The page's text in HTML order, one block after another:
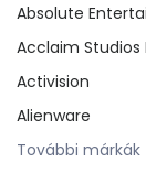
Absolute
Acclaim
Activision
Alienware
További márkák